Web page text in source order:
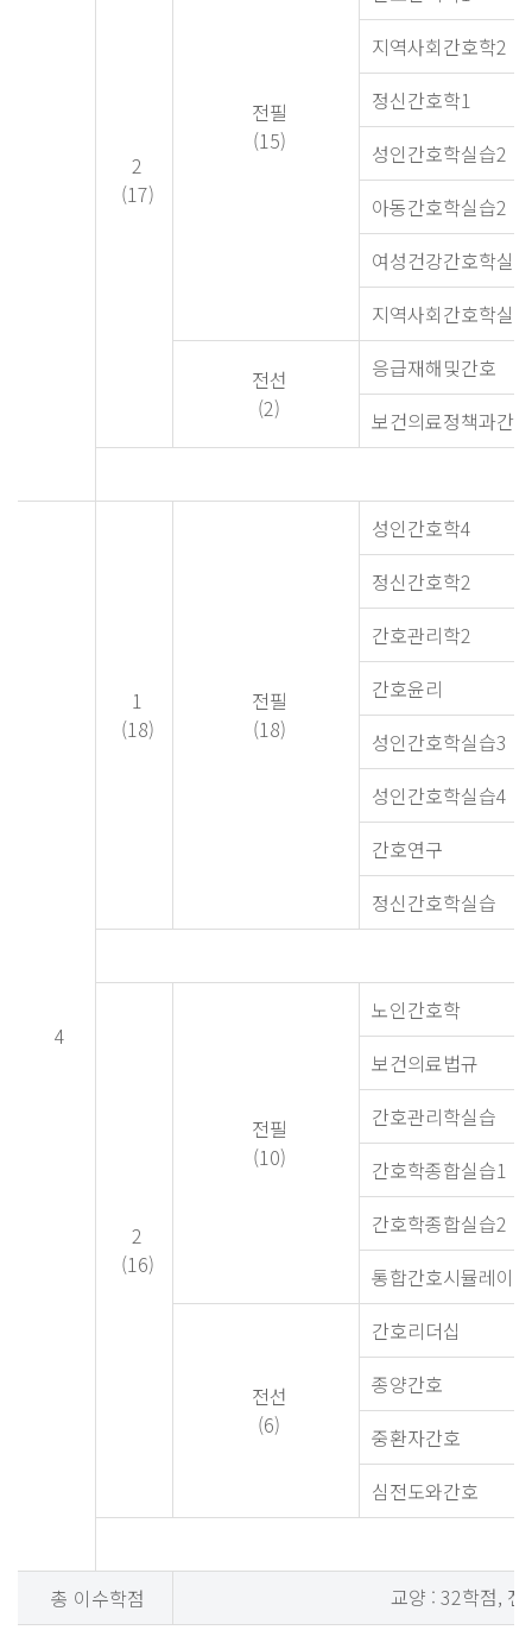
2
(17)
전필
(15)
지역사회간호학2
정신간호학1
성인간호학실습2
아동간호학실습2
여성건강간호학실
지역사회간호학실
전선
(2)
응급재해및간호
보건의료정책과간호
4
1
(18)
전필
(18)
성인간호학4
정신간호학2
간호관리학2
간호윤리
성인간호학실습3
성인간호학실습4
간호연구
정신간호학실습
2
(16)
전필
(10)
노인간호학
보건의료법규
간호관리학실습
간호학종합실습1
간호학종합실습2
통합간호시뮬레이
전선
(6)
간호리더십
종양간호
중환자간호
심전도와간호
총 이수학점
교양 : 32학점,